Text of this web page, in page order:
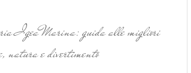
Igea Marina: guida alle migliori
natura e divertimento